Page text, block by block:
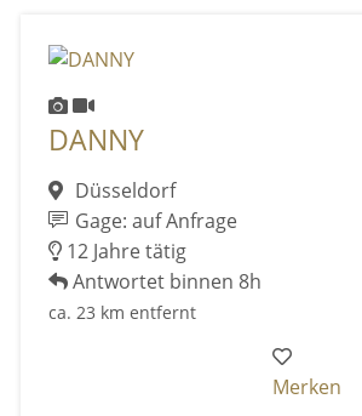
DANNY
Düsseldorf
Gage: auf Anfrage
12 Jahre tätig
Antwortet binnen 8h
ca. 23 km entfernt
Merken